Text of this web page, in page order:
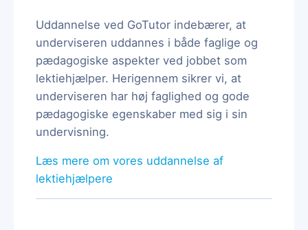
Uddannelse ved GoTutor indebærer, at
underviseren uddannes i både faglige og
pædagogiske aspekter ved jobbet som
lektiehjælper. Herigennem sikrer vi, at
underviseren har høj faglighed og gode
pædagogiske egenskaber med sig i sin
undervisning.
Læs mere om vores uddannelse af
lektiehjælpere